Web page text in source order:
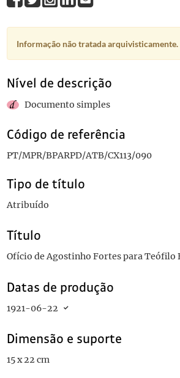
Informação não tratada arquivisticamente.
Nível de descrição
Documento simples
Código de referência
PT/MPR/BPARPD/ATB/CX113/090
Tipo de título
Atribuído
Título
Ofício de Agostinho Fortes para Teófilo
Datas de produção
1921-06-22
Dimensão e suporte
15 x 22 cm